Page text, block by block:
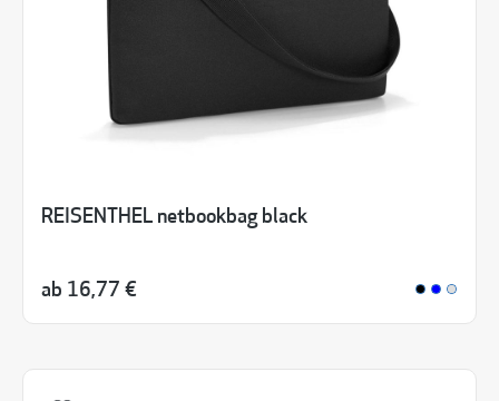
REISENTHEL netbookbag black
ab 16,77 €